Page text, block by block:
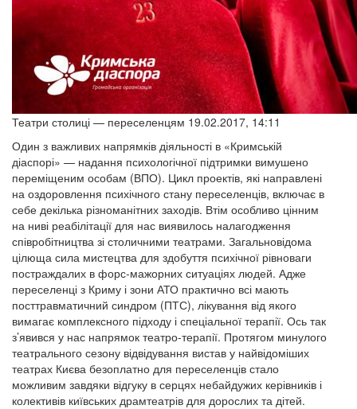
Театри столиці — переселенцям 19.02.2017, 14:11
Один з важливих напрямків діяльності в «Кримській
діаспорі» — надання психологічної підтримки вимушено
переміщеним особам (ВПО). Цикл проектів, які направлені
на оздоровлення психічного стану переселенців, включає в
себе декілька різноманітних заходів. Втім особливо цінним
на ниві реабілітації для нас виявилось налагодження
співробітництва зі столичними театрами. Загальновідома
цілюща сила мистецтва для здобуття психічної рівноваги
постраждалих в форс-мажорних ситуаціях людей. Адже
переселенці з Криму і зони АТО практично всі мають
посттравматичний синдром (ПТС), лікування від якого
вимагає комплексного підходу і спеціальної терапії. Ось так
з’явився у нас напрямок театро-терапії. Протягом минулого
театрального сезону відвідування вистав у найвідоміших
театрах Києва безоплатно для переселенців стало
можливим завдяки відгуку в серцях небайдужих керівників і
колективів київських драмтеатрів для дорослих та дітей.